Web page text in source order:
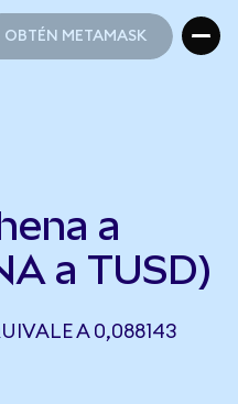
OBTÉN METAMASK
a
a TUSD)
A 0,088143